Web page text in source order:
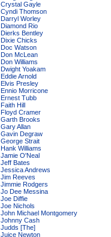
Crystal Gayle
Cyndi Thomson
Darryl Worley
Diamond Rio
Dierks Bentley
Dixie Chicks
Doc Watson
Don McLean
Don Williams
Dwight Yoakam
Eddie Arnold
Elvis Presley
Ennio Morricone
Ernest Tubb
Faith Hill
Floyd Cramer
Garth Brooks
Gary Allan
Gavin Degraw
George Strait
Hank Williams
Jamie O'Neal
Jeff Bates
Jessica Andrews
Jim Reeves
Jimmie Rodgers
Jo Dee Messina
Joe Diffie
Joe Nichols
John Michael Montgomery
Johnny Cash
Judds [The]
Juice Newton